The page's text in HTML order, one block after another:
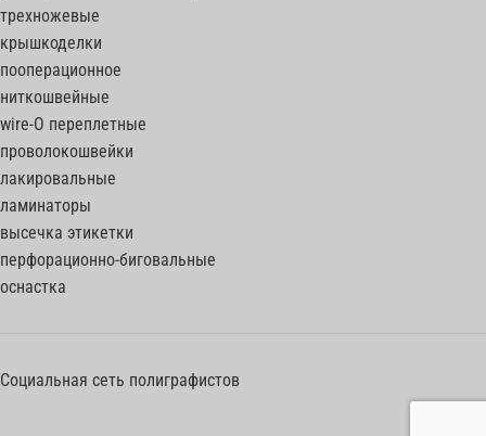
трехножевые
крышкоделки
пооперационное
ниткошвейные
wire-O переплетные
проволокошвейки
лакировальные
ламинаторы
высечка этикетки
перфорационно-биговальные
оснастка
Социальная сеть полиграфистов